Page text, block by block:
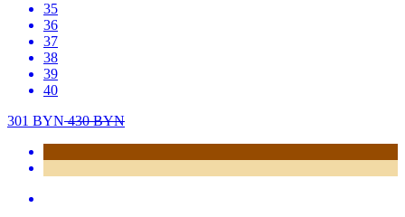
35
36
37
38
39
40
301 BYN430BYN